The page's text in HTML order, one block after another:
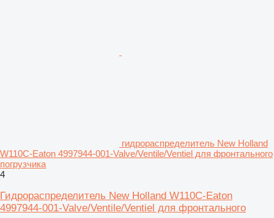
гидрораспределитель New Holland
W110C-Eaton 4997944-001-Valve/Ventile/Ventiel для фронтального
погрузчика
4
Гидрораспределитель New Holland W110C-Eaton
4997944-001-Valve/Ventile/Ventiel для фронтального